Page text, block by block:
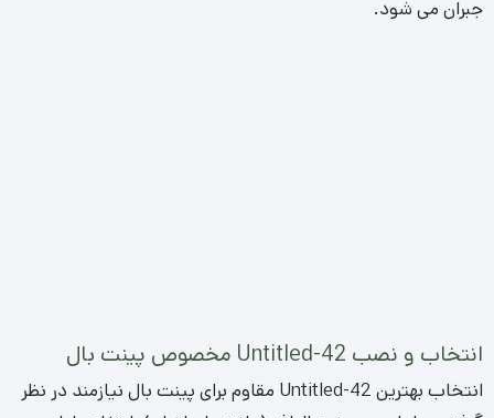
Untitled-45، می تواند به شما در انتخاب محصول مناسب کمک
نصب لایه زهکشی و زیرسازی: افزودن لایه هایی مانند شن
نخودی و ژئوتکستایل.